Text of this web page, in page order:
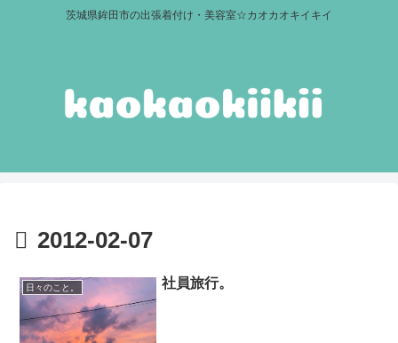
茨城県鉾田市の出張着付け・美容室☆カオカオキイキイ
2012-02-07
日々のこと。 社員旅行。